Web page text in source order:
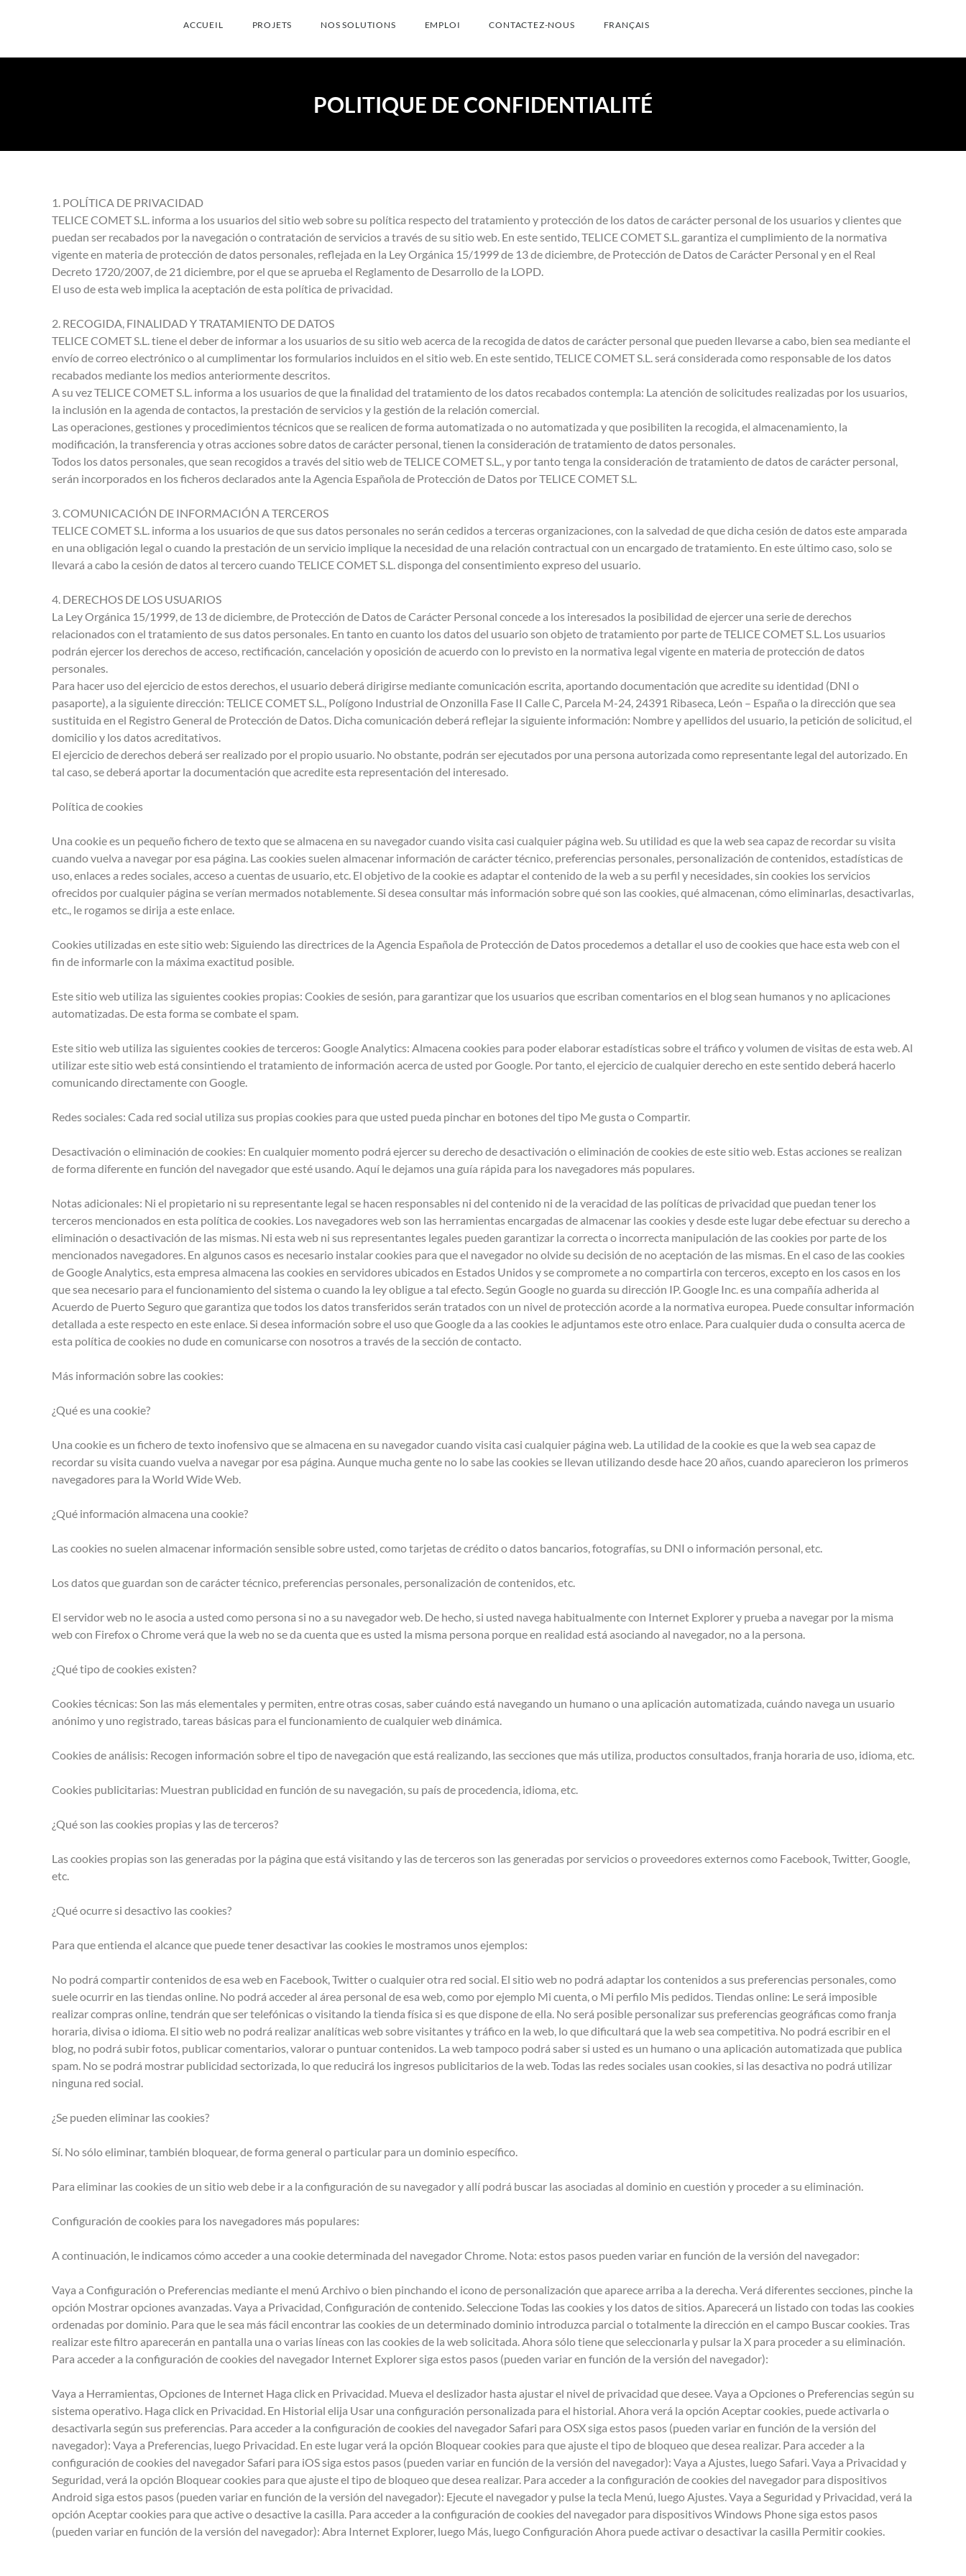
ACCUEIL PROJETS NOS SOLUTIONS EMPLOI CONTACTEZ-NOUS FRANÇAIS
POLITIQUE DE CONFIDENTIALITÉ
1. POLÍTICA DE PRIVACIDAD
TELICE COMET S.L. informa a los usuarios del sitio web sobre su política respecto del tratamiento y protección de los datos de carácter personal de los usuarios y clientes que
puedan ser recabados por la navegación o contratación de servicios a través de su sitio web. En este sentido, TELICE COMET S.L. garantiza el cumplimiento de la normativa
vigente en materia de protección de datos personales, reflejada en la Ley Orgánica 15/1999 de 13 de diciembre, de Protección de Datos de Carácter Personal y en el Real
Decreto 1720/2007, de 21 diciembre, por el que se aprueba el Reglamento de Desarrollo de la LOPD.
El uso de esta web implica la aceptación de esta política de privacidad.
2. RECOGIDA, FINALIDAD Y TRATAMIENTO DE DATOS
TELICE COMET S.L. tiene el deber de informar a los usuarios de su sitio web acerca de la recogida de datos de carácter personal que pueden llevarse a cabo, bien sea mediante el
envío de correo electrónico o al cumplimentar los formularios incluidos en el sitio web. En este sentido, TELICE COMET S.L. será considerada como responsable de los datos
recabados mediante los medios anteriormente descritos.
A su vez TELICE COMET S.L. informa a los usuarios de que la finalidad del tratamiento de los datos recabados contempla: La atención de solicitudes realizadas por los usuarios,
la inclusión en la agenda de contactos, la prestación de servicios y la gestión de la relación comercial.
Las operaciones, gestiones y procedimientos técnicos que se realicen de forma automatizada o no automatizada y que posibiliten la recogida, el almacenamiento, la
modificación, la transferencia y otras acciones sobre datos de carácter personal, tienen la consideración de tratamiento de datos personales.
Todos los datos personales, que sean recogidos a través del sitio web de TELICE COMET S.L., y por tanto tenga la consideración de tratamiento de datos de carácter personal,
serán incorporados en los ficheros declarados ante la Agencia Española de Protección de Datos por TELICE COMET S.L.
3. COMUNICACIÓN DE INFORMACIÓN A TERCEROS
TELICE COMET S.L. informa a los usuarios de que sus datos personales no serán cedidos a terceras organizaciones, con la salvedad de que dicha cesión de datos este amparada
en una obligación legal o cuando la prestación de un servicio implique la necesidad de una relación contractual con un encargado de tratamiento. En este último caso, solo se
llevará a cabo la cesión de datos al tercero cuando TELICE COMET S.L. disponga del consentimiento expreso del usuario.
4. DERECHOS DE LOS USUARIOS
La Ley Orgánica 15/1999, de 13 de diciembre, de Protección de Datos de Carácter Personal concede a los interesados la posibilidad de ejercer una serie de derechos
relacionados con el tratamiento de sus datos personales. En tanto en cuanto los datos del usuario son objeto de tratamiento por parte de TELICE COMET S.L. Los usuarios
podrán ejercer los derechos de acceso, rectificación, cancelación y oposición de acuerdo con lo previsto en la normativa legal vigente en materia de protección de datos
personales.
Para hacer uso del ejercicio de estos derechos, el usuario deberá dirigirse mediante comunicación escrita, aportando documentación que acredite su identidad (DNI o
pasaporte), a la siguiente dirección: TELICE COMET S.L., Polígono Industrial de Onzonilla Fase II Calle C, Parcela M-24, 24391 Ribaseca, León – España o la dirección que sea
sustituida en el Registro General de Protección de Datos. Dicha comunicación deberá reflejar la siguiente información: Nombre y apellidos del usuario, la petición de solicitud, el
domicilio y los datos acreditativos.
El ejercicio de derechos deberá ser realizado por el propio usuario. No obstante, podrán ser ejecutados por una persona autorizada como representante legal del autorizado. En
tal caso, se deberá aportar la documentación que acredite esta representación del interesado.
Política de cookies
Una cookie es un pequeño fichero de texto que se almacena en su navegador cuando visita casi cualquier página web. Su utilidad es que la web sea capaz de recordar su visita
cuando vuelva a navegar por esa página. Las cookies suelen almacenar información de carácter técnico, preferencias personales, personalización de contenidos, estadísticas de
uso, enlaces a redes sociales, acceso a cuentas de usuario, etc. El objetivo de la cookie es adaptar el contenido de la web a su perfil y necesidades, sin cookies los servicios
ofrecidos por cualquier página se verían mermados notablemente. Si desea consultar más información sobre qué son las cookies, qué almacenan, cómo eliminarlas, desactivarlas,
etc., le rogamos se dirija a este enlace.
Cookies utilizadas en este sitio web: Siguiendo las directrices de la Agencia Española de Protección de Datos procedemos a detallar el uso de cookies que hace esta web con el
fin de informarle con la máxima exactitud posible.
Este sitio web utiliza las siguientes cookies propias: Cookies de sesión, para garantizar que los usuarios que escriban comentarios en el blog sean humanos y no aplicaciones
automatizadas. De esta forma se combate el spam.
Este sitio web utiliza las siguientes cookies de terceros: Google Analytics: Almacena cookies para poder elaborar estadísticas sobre el tráfico y volumen de visitas de esta web. Al
utilizar este sitio web está consintiendo el tratamiento de información acerca de usted por Google. Por tanto, el ejercicio de cualquier derecho en este sentido deberá hacerlo
comunicando directamente con Google.
Redes sociales: Cada red social utiliza sus propias cookies para que usted pueda pinchar en botones del tipo Me gusta o Compartir.
Desactivación o eliminación de cookies: En cualquier momento podrá ejercer su derecho de desactivación o eliminación de cookies de este sitio web. Estas acciones se realizan
de forma diferente en función del navegador que esté usando. Aquí le dejamos una guía rápida para los navegadores más populares.
Notas adicionales: Ni el propietario ni su representante legal se hacen responsables ni del contenido ni de la veracidad de las políticas de privacidad que puedan tener los
terceros mencionados en esta política de cookies. Los navegadores web son las herramientas encargadas de almacenar las cookies y desde este lugar debe efectuar su derecho a
eliminación o desactivación de las mismas. Ni esta web ni sus representantes legales pueden garantizar la correcta o incorrecta manipulación de las cookies por parte de los
mencionados navegadores. En algunos casos es necesario instalar cookies para que el navegador no olvide su decisión de no aceptación de las mismas. En el caso de las cookies
de Google Analytics, esta empresa almacena las cookies en servidores ubicados en Estados Unidos y se compromete a no compartirla con terceros, excepto en los casos en los
que sea necesario para el funcionamiento del sistema o cuando la ley obligue a tal efecto. Según Google no guarda su dirección IP. Google Inc. es una compañía adherida al
Acuerdo de Puerto Seguro que garantiza que todos los datos transferidos serán tratados con un nivel de protección acorde a la normativa europea. Puede consultar información
detallada a este respecto en este enlace. Si desea información sobre el uso que Google da a las cookies le adjuntamos este otro enlace. Para cualquier duda o consulta acerca de
esta política de cookies no dude en comunicarse con nosotros a través de la sección de contacto.
Más información sobre las cookies:
¿Qué es una cookie?
Una cookie es un fichero de texto inofensivo que se almacena en su navegador cuando visita casi cualquier página web. La utilidad de la cookie es que la web sea capaz de
recordar su visita cuando vuelva a navegar por esa página. Aunque mucha gente no lo sabe las cookies se llevan utilizando desde hace 20 años, cuando aparecieron los primeros
navegadores para la World Wide Web.
¿Qué información almacena una cookie?
Las cookies no suelen almacenar información sensible sobre usted, como tarjetas de crédito o datos bancarios, fotografías, su DNI o información personal, etc.
Los datos que guardan son de carácter técnico, preferencias personales, personalización de contenidos, etc.
El servidor web no le asocia a usted como persona si no a su navegador web. De hecho, si usted navega habitualmente con Internet Explorer y prueba a navegar por la misma
web con Firefox o Chrome verá que la web no se da cuenta que es usted la misma persona porque en realidad está asociando al navegador, no a la persona.
¿Qué tipo de cookies existen?
Cookies técnicas: Son las más elementales y permiten, entre otras cosas, saber cuándo está navegando un humano o una aplicación automatizada, cuándo navega un usuario
anónimo y uno registrado, tareas básicas para el funcionamiento de cualquier web dinámica.
Cookies de análisis: Recogen información sobre el tipo de navegación que está realizando, las secciones que más utiliza, productos consultados, franja horaria de uso, idioma, etc.
Cookies publicitarias: Muestran publicidad en función de su navegación, su país de procedencia, idioma, etc.
¿Qué son las cookies propias y las de terceros?
Las cookies propias son las generadas por la página que está visitando y las de terceros son las generadas por servicios o proveedores externos como Facebook, Twitter, Google,
etc.
¿Qué ocurre si desactivo las cookies?
Para que entienda el alcance que puede tener desactivar las cookies le mostramos unos ejemplos:
No podrá compartir contenidos de esa web en Facebook, Twitter o cualquier otra red social. El sitio web no podrá adaptar los contenidos a sus preferencias personales, como
suele ocurrir en las tiendas online. No podrá acceder al área personal de esa web, como por ejemplo Mi cuenta, o Mi perfilo Mis pedidos. Tiendas online: Le será imposible
realizar compras online, tendrán que ser telefónicas o visitando la tienda física si es que dispone de ella. No será posible personalizar sus preferencias geográficas como franja
horaria, divisa o idioma. El sitio web no podrá realizar analíticas web sobre visitantes y tráfico en la web, lo que dificultará que la web sea competitiva. No podrá escribir en el
blog, no podrá subir fotos, publicar comentarios, valorar o puntuar contenidos. La web tampoco podrá saber si usted es un humano o una aplicación automatizada que publica
spam. No se podrá mostrar publicidad sectorizada, lo que reducirá los ingresos publicitarios de la web. Todas las redes sociales usan cookies, si las desactiva no podrá utilizar
ninguna red social.
¿Se pueden eliminar las cookies?
Sí. No sólo eliminar, también bloquear, de forma general o particular para un dominio específico.
Para eliminar las cookies de un sitio web debe ir a la configuración de su navegador y allí podrá buscar las asociadas al dominio en cuestión y proceder a su eliminación.
Configuración de cookies para los navegadores más populares:
A continuación, le indicamos cómo acceder a una cookie determinada del navegador Chrome. Nota: estos pasos pueden variar en función de la versión del navegador:
Vaya a Configuración o Preferencias mediante el menú Archivo o bien pinchando el icono de personalización que aparece arriba a la derecha. Verá diferentes secciones, pinche la
opción Mostrar opciones avanzadas. Vaya a Privacidad, Configuración de contenido. Seleccione Todas las cookies y los datos de sitios. Aparecerá un listado con todas las cookies
ordenadas por dominio. Para que le sea más fácil encontrar las cookies de un determinado dominio introduzca parcial o totalmente la dirección en el campo Buscar cookies. Tras
realizar este filtro aparecerán en pantalla una o varias líneas con las cookies de la web solicitada. Ahora sólo tiene que seleccionarla y pulsar la X para proceder a su eliminación.
Para acceder a la configuración de cookies del navegador Internet Explorer siga estos pasos (pueden variar en función de la versión del navegador):
Vaya a Herramientas, Opciones de Internet Haga click en Privacidad. Mueva el deslizador hasta ajustar el nivel de privacidad que desee. Vaya a Opciones o Preferencias según su
sistema operativo. Haga click en Privacidad. En Historial elija Usar una configuración personalizada para el historial. Ahora verá la opción Aceptar cookies, puede activarla o
desactivarla según sus preferencias. Para acceder a la configuración de cookies del navegador Safari para OSX siga estos pasos (pueden variar en función de la versión del
navegador): Vaya a Preferencias, luego Privacidad. En este lugar verá la opción Bloquear cookies para que ajuste el tipo de bloqueo que desea realizar. Para acceder a la
configuración de cookies del navegador Safari para iOS siga estos pasos (pueden variar en función de la versión del navegador): Vaya a Ajustes, luego Safari. Vaya a Privacidad y
Seguridad, verá la opción Bloquear cookies para que ajuste el tipo de bloqueo que desea realizar. Para acceder a la configuración de cookies del navegador para dispositivos
Android siga estos pasos (pueden variar en función de la versión del navegador): Ejecute el navegador y pulse la tecla Menú, luego Ajustes. Vaya a Seguridad y Privacidad, verá la
opción Aceptar cookies para que active o desactive la casilla. Para acceder a la configuración de cookies del navegador para dispositivos Windows Phone siga estos pasos
(pueden variar en función de la versión del navegador): Abra Internet Explorer, luego Más, luego Configuración Ahora puede activar o desactivar la casilla Permitir cookies.